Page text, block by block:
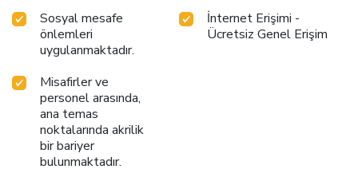
Sosyal mesafe
önlemleri
uygulanmaktadır.
İnternet Erişimi -
Ücretsiz Genel Erişim
Misafirler ve
personel arasında,
ana temas
noktalarında akrilik
bir bariyer
bulunmaktadır.